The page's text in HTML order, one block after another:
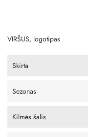
VIRŠUS, logotipas
Skirta
Sezonas
Kilmės šalis